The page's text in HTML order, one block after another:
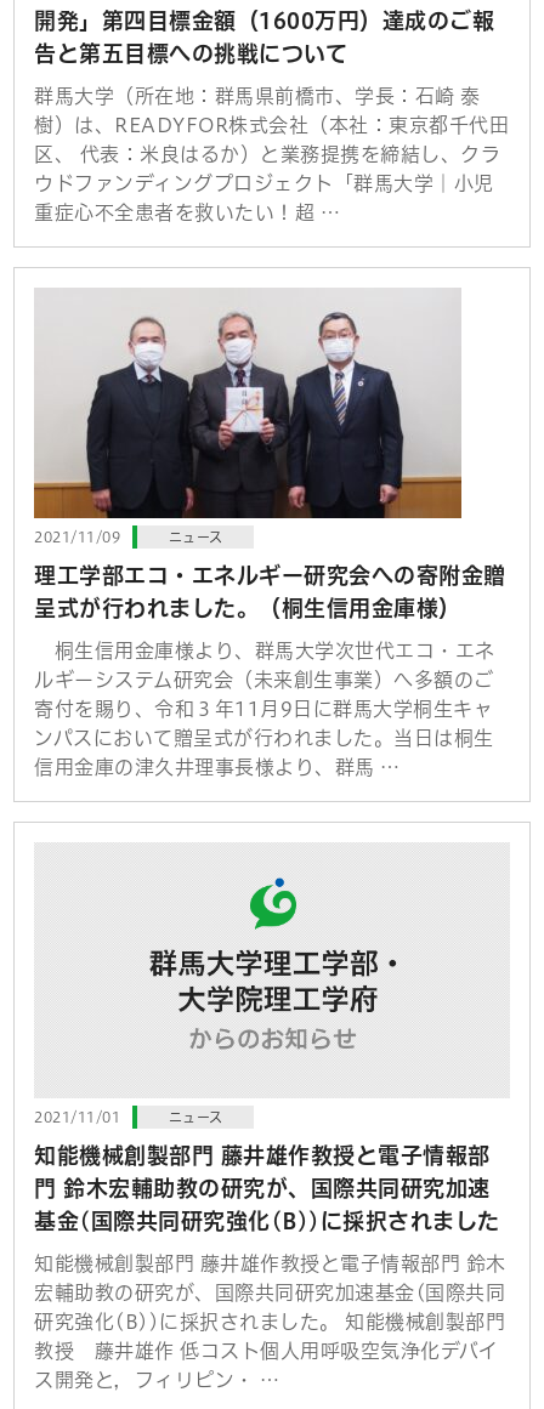
開発」第四目標金額（1600万円）達成のご報
告と第五目標への挑戦について
群馬大学（所在地：群馬県前橋市、学長：石崎 泰
樹）は、READYFOR株式会社（本社：東京都千代⽥
区、 代表：⽶良はるか）と業務提携を締結し、クラ
ウドファンディングプロジェクト「群馬大学｜小児
重症心不全患者を救いたい！超 …
2021/11/09 ニュース
理工学部エコ・エネルギー研究会への寄附金贈
呈式が行われました。（桐生信用金庫様）
桐生信用金庫様より、群馬大学次世代エコ・エネ
ルギーシステム研究会（未来創生事業）へ多額のご
寄付を賜り、令和３年11月9日に群馬大学桐生キャ
ンパスにおいて贈呈式が行われました。当日は桐生
信用金庫の津久井理事長様より、群馬 …
2021/11/01 ニュース
知能機械創製部門 藤井雄作教授と電子情報部
門 鈴木宏輔助教の研究が、国際共同研究加速
基金(国際共同研究強化(B))に採択されました
知能機械創製部門 藤井雄作教授と電子情報部門 鈴木
宏輔助教の研究が、国際共同研究加速基金(国際共同
研究強化(B))に採択されました。 知能機械創製部門
教授 藤井雄作 低コスト個人用呼吸空気浄化デバイ
ス開発と，フィリピン・ …